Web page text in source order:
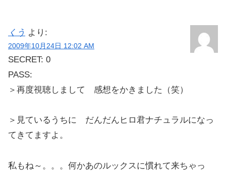
くう より:
2009年10月24日 12:02 AM
SECRET: 0
PASS:
＞再度視聴しまして 感想をかきました（笑）
＞見ているうちに だんだんヒロ君ナチュラルになっ
てきてますよ。
私もね～。。。何かあのルックスに慣れて来ちゃっ